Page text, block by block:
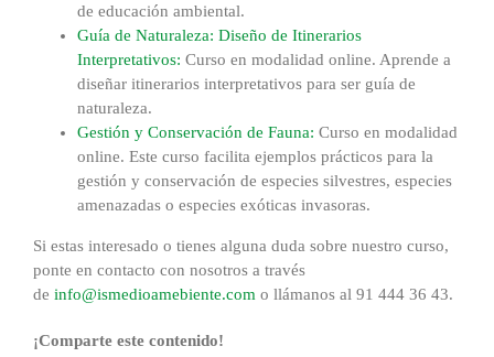
de educación ambiental.
Guía de Naturaleza: Diseño de Itinerarios
Interpretativos: Curso en modalidad online. Aprende a
diseñar itinerarios interpretativos para ser guía de
naturaleza.
Gestión y Conservación de Fauna: Curso en modalidad
online. Este curso facilita ejemplos prácticos para la
gestión y conservación de especies silvestres, especies
amenazadas o especies exóticas invasoras.
Si estas interesado o tienes alguna duda sobre nuestro curso,
ponte en contacto con nosotros a través
de info@ismedioamebiente.com o llámanos al 91 444 36 43.
¡Comparte este contenido!